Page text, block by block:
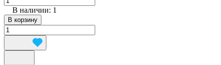
В наличии: 1
В корзину